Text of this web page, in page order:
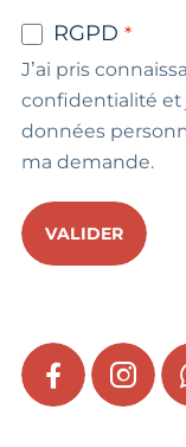
RGPD
J’ai pris
confidentialité et
données
ma demande.
VALIDER
FACEBOOK